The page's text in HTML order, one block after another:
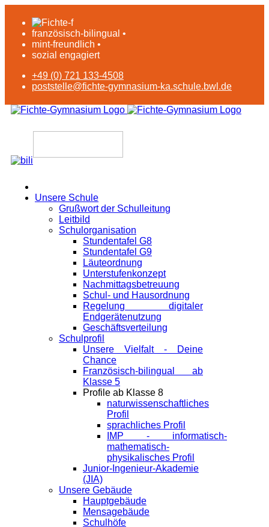
französisch-bilingual •
mint-freundlich •
sozial engagiert
+49 (0) 721 133-4508
poststelle@fichte-gymnasium-ka.schule.bwl.de
Unsere Schule
Grußwort der Schulleitung
Leitbild
Schulorganisation
Stundentafel G8
Stundentafel G9
Läuteordnung
Unterstufenkonzept
Nachmittagsbetreuung
Schul- und Hausordnung
Regelung digitaler
Endgeräte­nutzung
Geschäftsverteilung
Schulprofil
Unsere Vielfalt - Deine
Chance
Französisch-bilingual ab
Klasse 5
Profile ab Klasse 8
naturwissenschaftliches
Profil
sprachliches Profil
IMP - informatisch-
mathematisch-
physikalisches Profil
Junior-Ingenieur-Akademie
(JIA)
Unsere Gebäude
Hauptgebäude
Mensagebäude
Schulhöfe